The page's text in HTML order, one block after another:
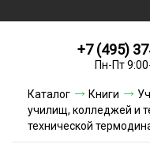
+7 (495)
Пн-Пт
Каталог Книги
училищ, колледжей и
технической